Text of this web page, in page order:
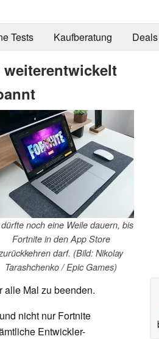
Tests Kaufberatung Deals
noch eine Weile dauern, bis
Fortnite in den App Store
darf. (Bild: Nikolay
Tarashchenko / Epic Games)
alle Mal zu beenden.
und nicht nur Fortnite
Entwickler-